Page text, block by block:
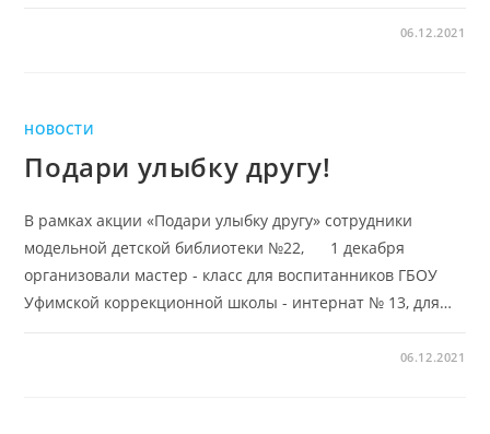
06.12.2021
НОВОСТИ
Подари улыбку другу!
В рамках акции «Подари улыбку другу» сотрудники
модельной детской библиотеки №22, 1 декабря
организовали мастер - класс для воспитанников ГБОУ
Уфимской коррекционной школы - интернат № 13, для…
06.12.2021